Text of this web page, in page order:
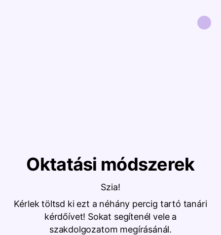
Oktatási módszerek
Szia!
Kérlek töltsd ki ezt a néhány percig tartó tanári
kérdőívet! Sokat segítenél vele a
szakdolgozatom megírásánál.